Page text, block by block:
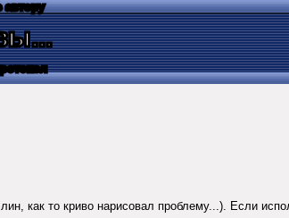
как то криво нарисовал проблему...). Если